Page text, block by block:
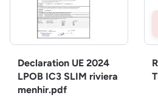
Declaration UE 2024
LPOB IC3 SLIM riviera
menhir.pdf